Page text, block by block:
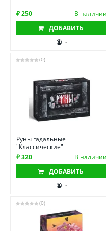
₽ 250
В наличии
ДОБАВИТЬ
-
(0)
Руны гадальные
"Классические"
₽ 320
В наличии
ДОБАВИТЬ
-
(0)